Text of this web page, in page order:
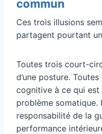
commun
Ces trois illusions
partagent pourtant
Toutes trois court-
d’une posture.
cognitive à ce qui
problème
responsabilité de la
performance